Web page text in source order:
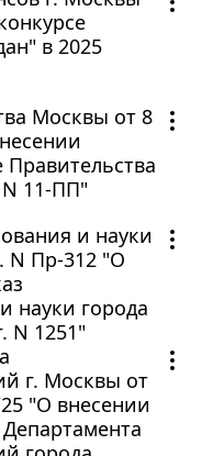
в 2025
Москвы от 8
N 11-ПП"
и науки
N Пр-312 "О
науки города
N 1251"
г. Москвы от
"О внесении